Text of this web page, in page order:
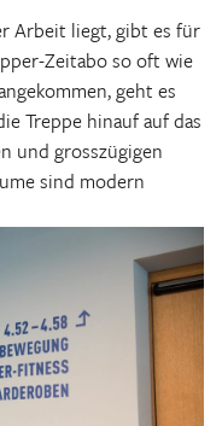
Arbeit liegt, gibt es für
Zeitabo so oft wie
geht es
Treppe hinauf auf das
und grosszügigen
sind modern